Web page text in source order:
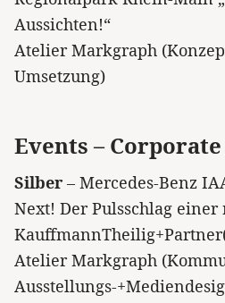
Aussichten!“
Atelier Markgraph
Umsetzung)
Events –
Silber – Mercedes-Benz
Next! Der Pulsschlag einer
Atelier Markgraph
Ausstellungs-